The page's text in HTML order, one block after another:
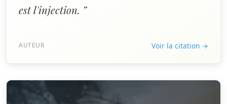
est l'injection. ”
AUTEUR Voir la citation →